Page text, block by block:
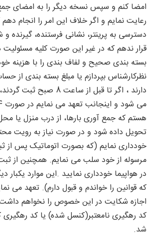
امضا کنم و سپس نسخه دیگر را به امضای
رعایت نمایم و اگر خلاف این امر را انجام
دسترسی به پرینتر، نشانی فرستنده، گیرنده
قرار ندهم که در غیر این صورت کلیه مسئولیت
بسته بندی صحیح و لفاف بندی را با هزینه
نظرکارشناس بپردازم یا مبلغ بسته بندی از
هستم که جمع آوری بارها، از درب منزل یا
تحویل داده شود و در صورت نیاز به رویت
خودداری نمایم (که بصورت اتوماتیک پس از
مرسوله از خود سلب می نمایم. همچنین از
در هواپیما خودداری نمایید .این موارد
که قوانین را خواندم و قبول دارم). تعهد
اجازه شکایت در این خصوص را نخواهم
شد.